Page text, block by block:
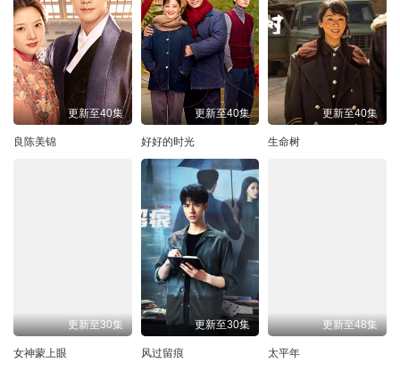
更新至40集
良陈美锦
更新至40集
好好的时光
更新至40集
生命树
更新至30集
女神蒙上眼
更新至30集
风过留痕
更新至48集
太平年